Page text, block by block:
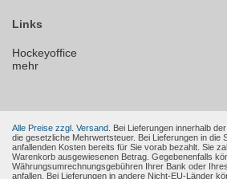
Links
Hockeyoffice
mehr
Alle Preise zzgl. Versand. Bei Lieferungen innerhalb
die gesetzliche Mehrwertsteuer. Bei Lieferungen in die
anfallenden Kosten bereits für Sie vorab bezahlt. Sie
Warenkorb ausgewiesenen Betrag. Gegebenenfalls
Währungsumrechnungsgebühren Ihrer Bank oder
anfallen. Bei Lieferungen in andere Nicht-EU-Länder